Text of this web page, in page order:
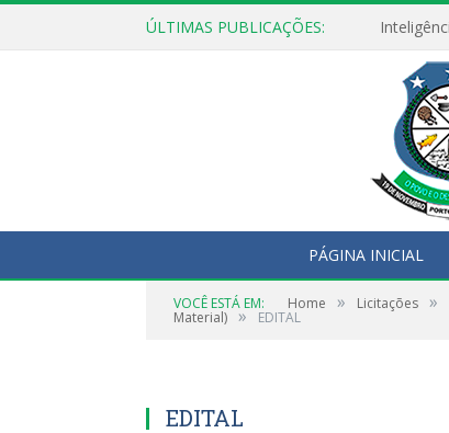
ÚLTIMAS PUBLICAÇÕES:
PÁGINA INICIAL
VOCÊ ESTÁ EM: Home » Licitações »
Material) » EDITAL
EDITAL